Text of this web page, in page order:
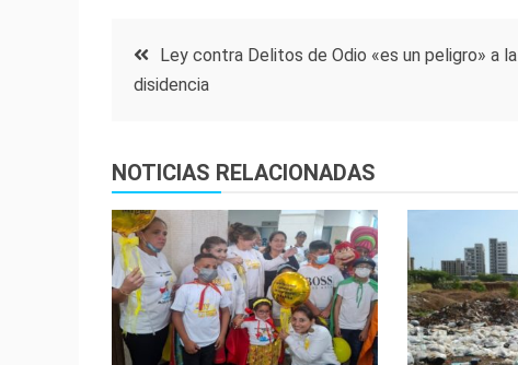
Navegación
entradas
Ley contra Delitos de Odio «es un peligro» a la
disidencia
NOTICIAS RELACIONADAS